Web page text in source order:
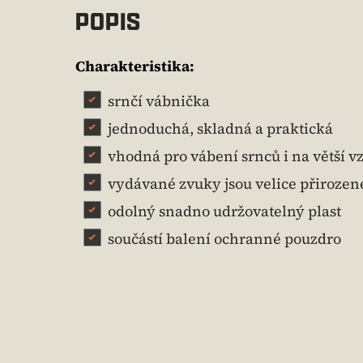
POPIS
Charakteristika:
srnčí vábnička
jednoduchá, skladná a praktická
vhodná pro vábení srnců i na větší
vydávané zvuky jsou velice
odolný snadno udržovatelný plast
součástí balení ochranné pouzdro